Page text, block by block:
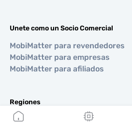
Unete como un Socio Comercial
MobiMatter para revendedores
MobiMatter para empresas
MobiMatter para afiliados
Regiones
eSIM para Europa